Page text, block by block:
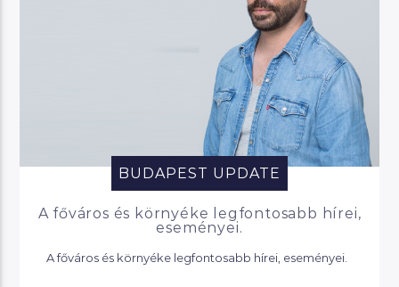
BUDAPEST UPDATE
A főváros és környéke legfontosabb hírei,
eseményei.